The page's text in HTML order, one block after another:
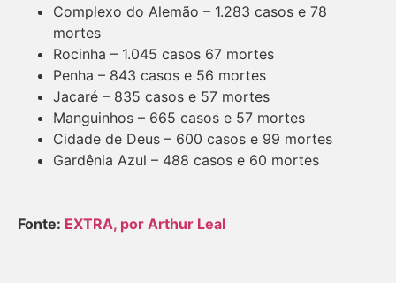
Complexo do Alemão – 1.283 casos e 78
mortes
Rocinha – 1.045 casos 67 mortes
Penha – 843 casos e 56 mortes
Jacaré – 835 casos e 57 mortes
Manguinhos – 665 casos e 57 mortes
Cidade de Deus – 600 casos e 99 mortes
Gardênia Azul – 488 casos e 60 mortes
Fonte: EXTRA, por Arthur Leal